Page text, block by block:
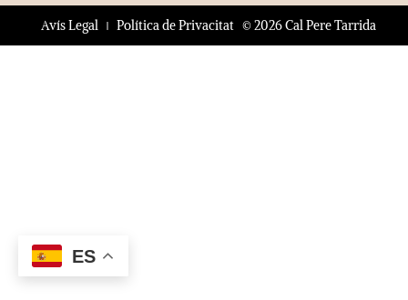
© 2026 Cal Pere Tarrida
Avís Legal Política de Privacitat
ES